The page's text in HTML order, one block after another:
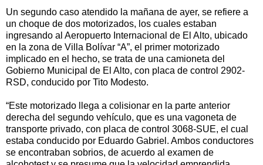
Un segundo caso atendido la mañana de ayer, se refiere a
un choque de dos motorizados, los cuales estaban
ingresando al Aeropuerto Internacional de El Alto, ubicado
en la zona de Villa Bolívar “A”, el primer motorizado
implicado en el hecho, se trata de una camioneta del
Gobierno Municipal de El Alto, con placa de control 2902-
RSD, conducido por Tito Modesto.
“Este motorizado llega a colisionar en la parte anterior
derecha del segundo vehículo, que es una vagoneta de
transporte privado, con placa de control 3068-SUE, el cual
estaba conducido por Eduardo Gabriel. Ambos conductores
se encontraban sobrios, de acuerdo al examen de